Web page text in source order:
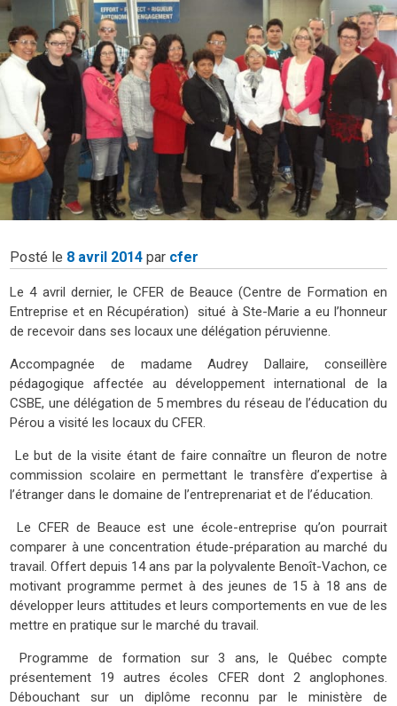
Posté le 8 avril 2014 par cfer
Le 4 avril dernier, le CFER de Beauce (Centre de Formation en
Entreprise et en Récupération) situé à Ste-Marie a eu l’honneur
de recevoir dans ses locaux une délégation péruvienne.
Accompagnée de madame Audrey Dallaire, conseillère
pédagogique affectée au développement international de la
CSBE, une délégation de 5 membres du réseau de l’éducation du
Pérou a visité les locaux du CFER.
Le but de la visite étant de faire connaître un fleuron de notre
commission scolaire en permettant le transfère d’expertise à
l’étranger dans le domaine de l’entreprenariat et de l’éducation.
Le CFER de Beauce est une école-entreprise qu’on pourrait
comparer à une concentration étude-préparation au marché du
travail. Offert depuis 14 ans par la polyvalente Benoît-Vachon, ce
motivant programme permet à des jeunes de 15 à 18 ans de
développer leurs attitudes et leurs comportements en vue de les
mettre en pratique sur le marché du travail.
Programme de formation sur 3 ans, le Québec compte
présentement 19 autres écoles CFER dont 2 anglophones.
Débouchant sur un diplôme reconnu par le ministère de